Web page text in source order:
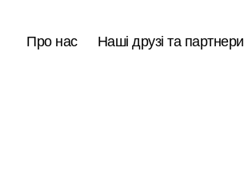
Про нас Наші друзі та партнери